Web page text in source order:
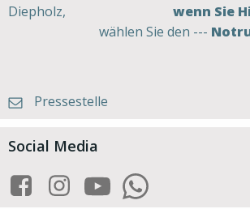
Diepholz, wenn Sie
wählen Sie den ---
Pressestelle
Social Media